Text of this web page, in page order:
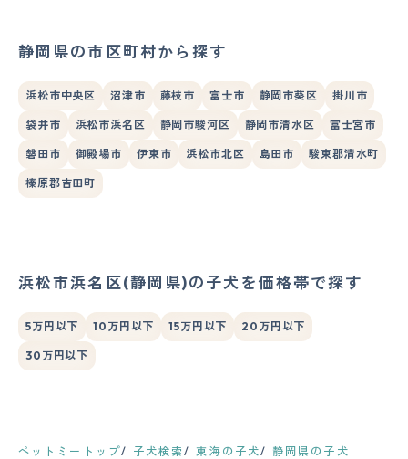
静岡県の市区町村から探す
浜松市中央区 沼津市 藤枝市 富士市 静岡市葵区 掛川市
袋井市 浜松市浜名区 静岡市駿河区 静岡市清水区 富士宮市
磐田市 御殿場市 伊東市 浜松市北区 島田市 駿東郡清水町
榛原郡吉田町
浜松市浜名区(静岡県)の子犬を価格帯で探す
5万円以下 10万円以下 15万円以下 20万円以下
30万円以下
ペットミートップ 子犬検索 東海の子犬
静岡県の子犬